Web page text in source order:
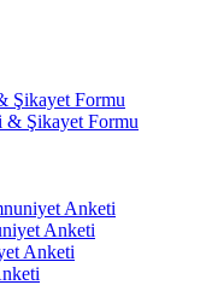
Şikayet Formu
& Şikayet Formu
Anketi
Anketi
Anketi